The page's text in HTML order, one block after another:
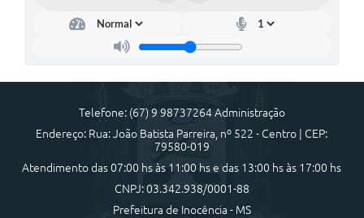
Telefone: (67) 9 98737264 Administração
Endereço: Rua: João Batista Parreira, nº 522 - Centro | CEP:
79580-019
Atendimento das 07:00 hs às 11:00 hs e das 13:00 hs às 17:00 hs
CNPJ: 03.342.938/0001-88
Prefeitura de Inocência - MS